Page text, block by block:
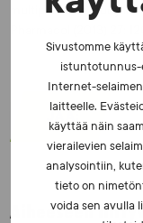
Sivustomme
istuntotunnus-
Internet-
laitteelle.
käyttää näin
vierailevien
analysointiin,
tieto on
voida sen avulla
multiple-dose study in
Aiheeseen